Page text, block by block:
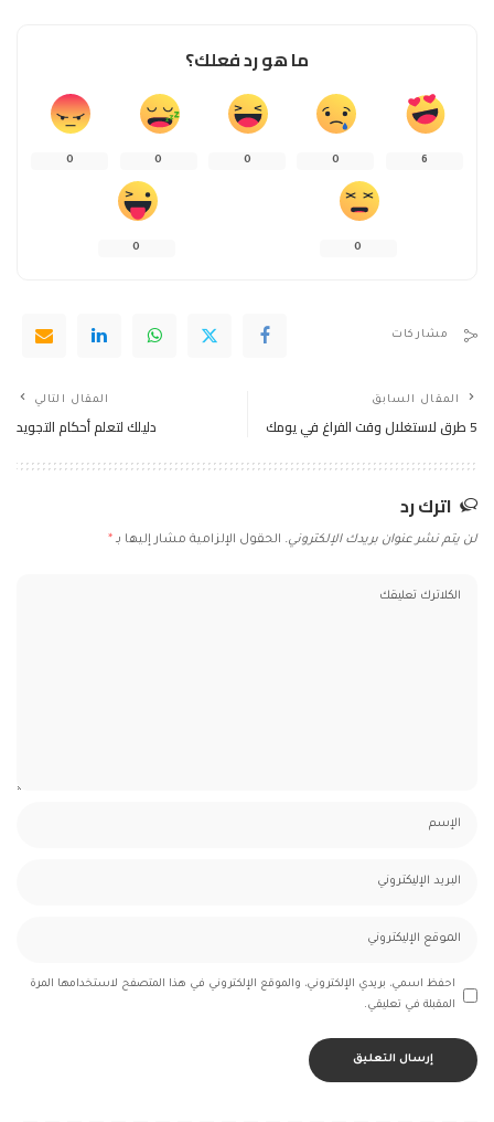
ما هو رد فعلك؟
6
0
0
0
0
0
0
مشاركات
المقال السابق
5 طرق لاستغلال وقت الفراغ في يومك
المقال التالي
دليلك لتعلم أحكام التجويد
اترك رد
لن يتم نشر عنوان بريدك الإلكتروني. الحقول الإلزامية مشار إليها بـ *
احفظ اسمي، بريدي الإلكتروني، والموقع الإلكتروني في هذا المتصفح لاستخدامها المرة
المقبلة في تعليقي.